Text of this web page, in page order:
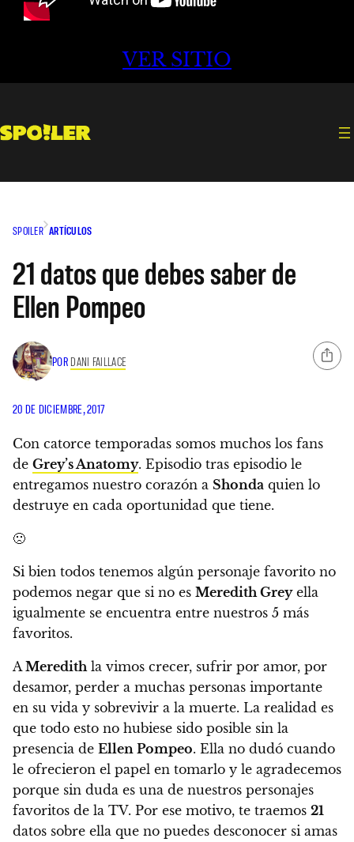
VER SITIO
SPOILER ARTÍCULOS
21 datos que debes saber de
Ellen Pompeo
POR DANI FAILLACE
20 DE DICIEMBRE, 2017
Con catorce temporadas somos muchos los fans
de Grey’s Anatomy. Episodio tras episodio le
entregamos nuestro corazón a Shonda quien lo
destruye en cada oportunidad que tiene.
🙁
Si bien todos tenemos algún personaje favorito no
podemos negar que si no es Meredith Greyella
igualmente se encuentra entre nuestros 5 más
favoritos.
A Meredith la vimos crecer, sufrir por amor, por
desamor, perder a muchas personas importante
en su vida y sobrevivir a la muerte. La realidad es
que todo esto no hubiese sido posible sin la
presencia de Ellen Pompeo. Ella no dudó cuando
le ofrecieron el papel en tomarlo y le agradecemos
porque sin duda es una de nuestros personajes
favoritos de la TV. Por ese motivo, te traemos 21
datos sobre ella que no puedes desconocer si amas